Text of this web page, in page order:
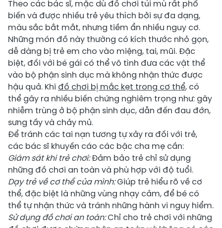
Theo các bác sĩ, mặc dù đồ chơi túi mù rất phổ
biến và được nhiều trẻ yêu thích bởi sự đa dạng,
màu sắc bắt mắt, nhưng tiềm ẩn nhiều nguy cơ.
Những món đồ này thường có kích thước nhỏ gọn,
dễ dàng bị trẻ em cho vào miệng, tai, mũi. Đặc
biệt, đối với bé gái có thể vô tình đưa các vật thể
vào bộ phận sinh dục mà không nhận thức được
hậu quả. Khi đồ chơi bị mắc kẹt trong cơ thể, có
thể gây ra nhiều biến chứng nghiêm trọng như: gây
nhiễm trùng ở bộ phận sinh dục, dẫn đến đau đớn,
sưng tấy và chảy mủ.
Để tránh các tai nạn tương tự xảy ra đối với trẻ,
các bác sĩ khuyến cáo các bậc cha mẹ cần:
Giám sát khi trẻ chơi:Đảm bảo trẻ chỉ sử dụng
những đồ chơi an toàn và phù hợp với độ tuổi.
Dạy trẻ về cơ thể của mình:Giúp trẻ hiểu rõ về cơ
thể, đặc biệt là những vùng nhạy cảm, để bé có
thể tự nhận thức và tránh những hành vi nguy hiểm.
Sử dụng đồ chơi an toàn:Chỉ cho trẻ chơi với những